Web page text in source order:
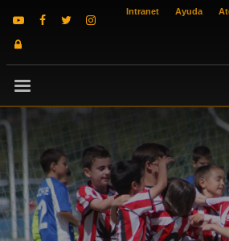
Intranet Ayuda